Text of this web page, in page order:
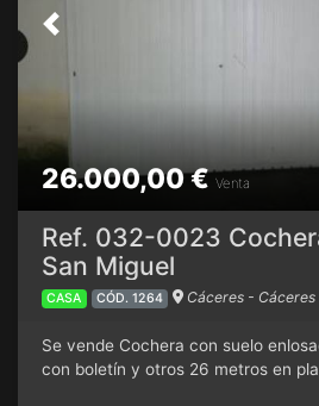
Ref. 032-0023
San Miguel
CASA CÓD. 1264 Cáceres - Cáceres
Previous
26.000,00 €Venta
Se vende Cochera con suelo
con boletín y otros 26 metros en